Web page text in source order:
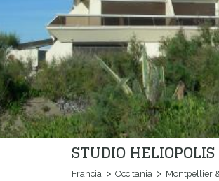
STUDIO
Francia Occitania Montpellier